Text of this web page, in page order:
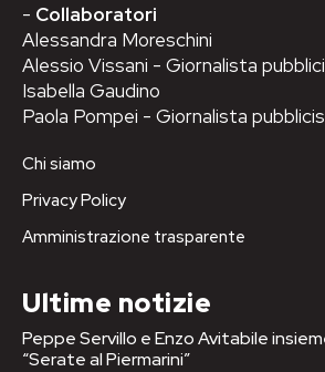
- Collaboratori
Alessandra Moreschini
Alessio Vissani - Giornalista
Isabella Gaudino
Paola Pompei - Giornalista
Chi siamo
Privacy Policy
Amministrazione trasparente
Ultime notizie
Peppe Servillo e Enzo Avitabile
“Serate al Piermarini”